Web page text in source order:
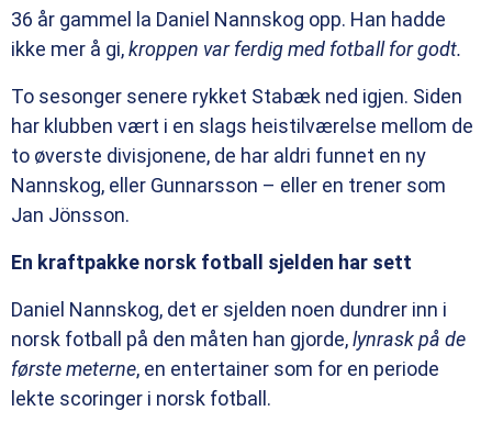
36 år gammel la Daniel Nannskog opp. Han hadde
ikke mer å gi,kroppen var ferdig med fotball for godt.
To sesonger senere rykket Stabæk ned igjen. Siden
har klubben vært i en slags heistilværelse mellom de
to øverste divisjonene, de har aldri funnet en ny
Nannskog, eller Gunnarsson – eller en trener som
Jan Jönsson.
En kraftpakke norsk fotball sjelden har sett
Daniel Nannskog, det er sjelden noen dundrer inn i
norsk fotball på den måten han gjorde,lynrask på de
første meterne, en entertainer som for en periode
lekte scoringer i norsk fotball.